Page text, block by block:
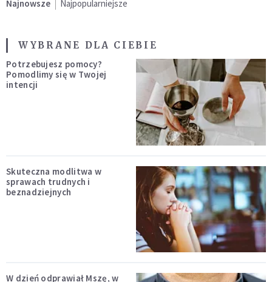
Najnowsze Najpopularniejsze
WYBRANE DLA CIEBIE
Potrzebujesz pomocy?
Pomodlimy się w Twojej
intencji
Skuteczna modlitwa w
sprawach trudnych i
beznadziejnych
W dzień odprawiał Mszę, w